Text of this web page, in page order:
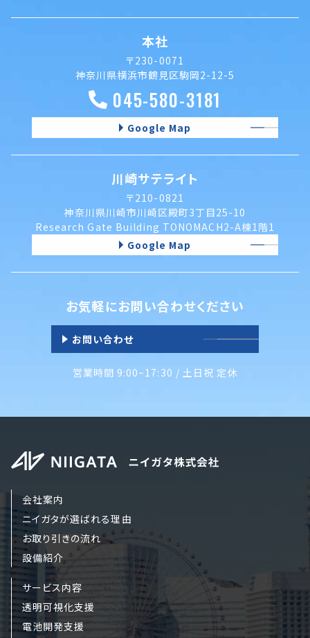
本社
〒230-0071
神奈川県横浜市鶴見区駒岡2-12-5
045-580-3181
Google Map
川崎サテライト
〒210-0821
神奈川県川崎市川崎区殿町3丁目25-10
Research Gate Building TONOMACH2-A棟1階1
Google Map
お気軽にお問い合わせください
お問い合わせ
営業時間 9:00~17:30 / 土日祝 定休
会社案内
ニイガタが選ばれる理由
お取り引きの流れ
設備紹介
サービス内容
透明可視化支援
電池開発支援